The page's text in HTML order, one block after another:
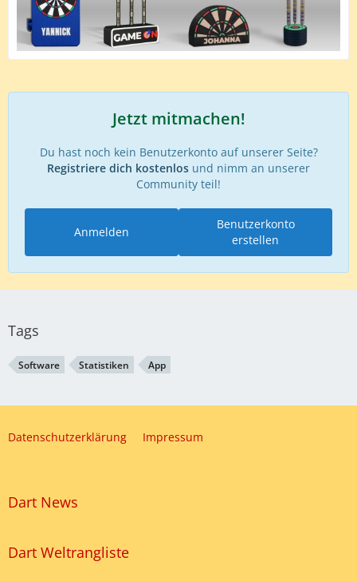
Jetzt mitmachen!
Du hast noch kein Benutzerkonto auf unserer Seite?
Registriere dich kostenlos und nimm an unserer
Community teil!
Benutzerkonto
erstellen
Anmelden
Tags
Software Statistiken App
Datenschutzerklärung Impressum
Dart News
Dart Weltrangliste